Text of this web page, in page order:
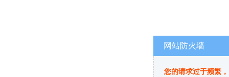
网站防火墙
您的请求过于频繁